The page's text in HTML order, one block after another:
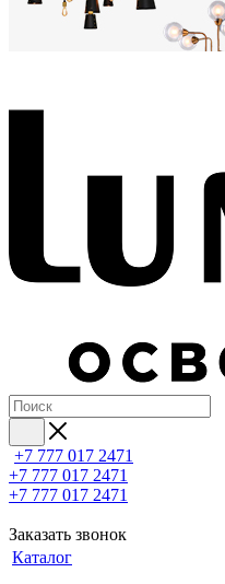
+7 777 017 2471
+7 777 017 2471
+7 777 017 2471
Заказать звонок
Каталог